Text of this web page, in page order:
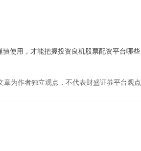
使用，才能把握投资良机股票配资平台哪些
章为作者独立观点，不代表财盛证券平台观点